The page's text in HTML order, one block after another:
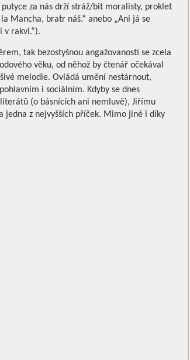
za nás drží stráž/bit moralisty, proklet
Mancha, bratr náš.“ anebo „Ani já se
v rakvi.“).
tak bezostyšnou angažovaností se zcela
věku, od něhož by čtenář očekával
melodie. Ovládá umění nestárnout,
i sociálním. Kdyby se dnes
(o básnících ani nemluvě), Jiřímu
jedna z nejvyšších příček. Mimo jiné i díky